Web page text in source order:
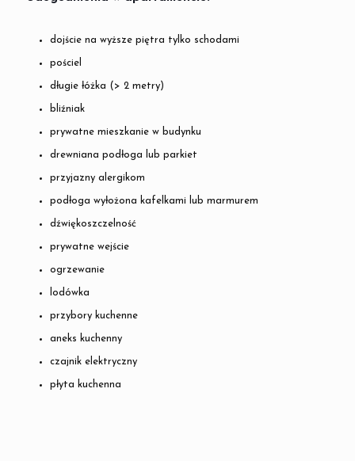
dojście na wyższe piętra tylko schodami
pościel
długie łóżka (> 2 metry)
bliźniak
prywatne mieszkanie w budynku
drewniana podłoga lub parkiet
przyjazny alergikom
podłoga wyłożona kafelkami lub marmurem
dźwiękoszczelność
prywatne wejście
ogrzewanie
lodówka
przybory kuchenne
aneks kuchenny
czajnik elektryczny
płyta kuchenna